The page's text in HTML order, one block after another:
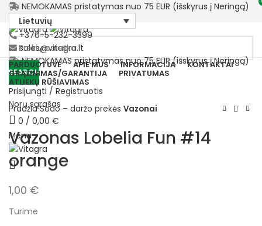
NEMOKAMAS pristatymas nuo 75 EUR (išskyrus į Neringą)
Lietuvių
+370-5-232-3399
sales@vitagra.lt
NEMOKAMAS pristatymas nuo 75 EUR (išskyrus į Neringą)
SEARCH
Prisijungti / Registruotis
Norų sąrašas
0 / 0,00 €
Menu
PARDUOTUVĖ APIE MUS INFORMACIJA KONTAKTAI
GRĄŽINIMAS/GARANTIJA PRIVATUMAS
ATLIEKŲ RŪŠIAVIMAS
PradžiaSodo – daržo prekės Vazonai
Vazonas Lobelia Fun #14
orange
1,00 €
Turime